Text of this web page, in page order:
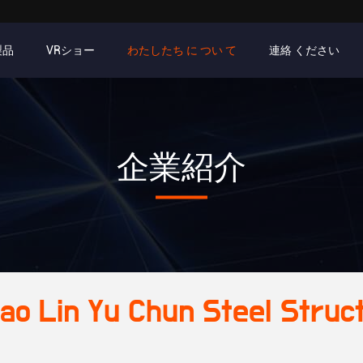
VRショー わたしたち に つい て 連絡 ください
企業紹介
Lin Yu Chun Steel